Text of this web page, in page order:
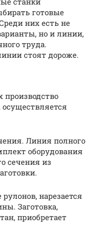
готовые
них есть не
но и линии,
труда.
стоят дороже.
производство
Линия полного
оборудования
сечения из
нарезается
Заготовка,
приобретает